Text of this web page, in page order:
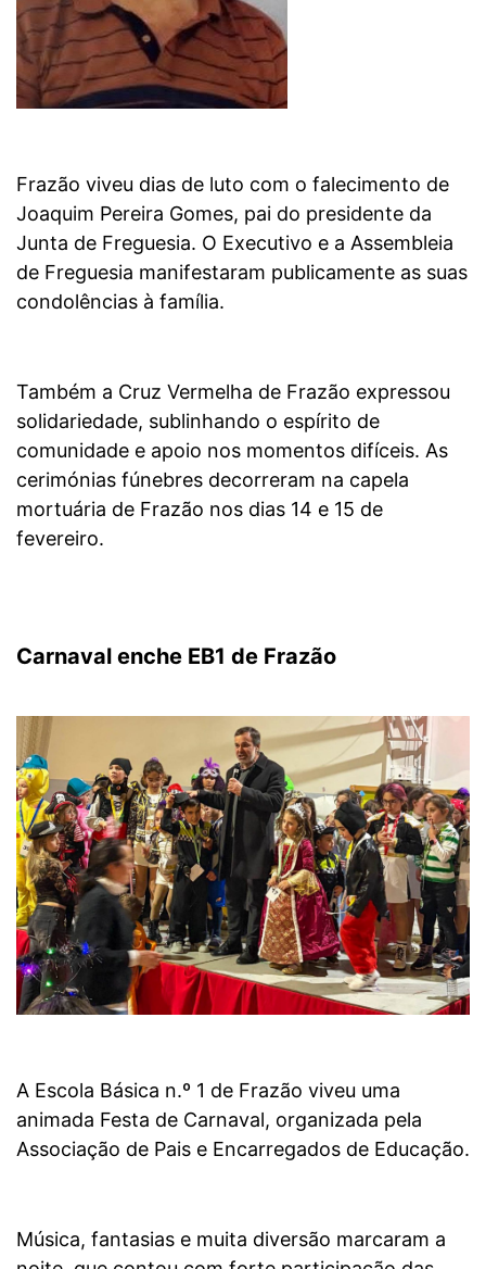
Frazão viveu dias de luto com o falecimento de
Joaquim Pereira Gomes, pai do presidente da
Junta de Freguesia. O Executivo e a Assembleia
de Freguesia manifestaram publicamente as suas
condolências à família.
Também a Cruz Vermelha de Frazão expressou
solidariedade, sublinhando o espírito de
comunidade e apoio nos momentos difíceis. As
cerimónias fúnebres decorreram na capela
mortuária de Frazão nos dias 14 e 15 de
fevereiro.
Carnaval enche EB1 de Frazão
A Escola Básica n.º 1 de Frazão viveu uma
animada Festa de Carnaval, organizada pela
Associação de Pais e Encarregados de Educação.
Música, fantasias e muita diversão marcaram a